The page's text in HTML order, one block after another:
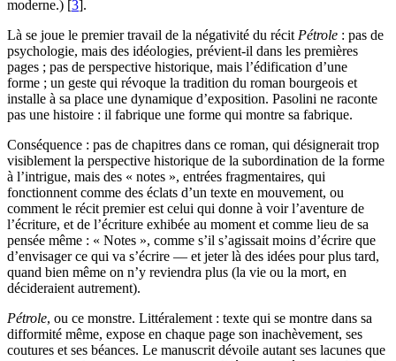
moderne.) [3].
Là se joue le premier travail de la négativité du récit Pétrole : pas de
psychologie, mais des idéologies, prévient-il dans les premières
pages ; pas de perspective historique, mais l’édification d’une
forme ; un geste qui révoque la tradition du roman bourgeois et
installe à sa place une dynamique d’exposition. Pasolini ne raconte
pas une histoire : il fabrique une forme qui montre sa fabrique.
Conséquence : pas de chapitres dans ce roman, qui désignerait trop
visiblement la perspective historique de la subordination de la forme
à l’intrigue, mais des « notes », entrées fragmentaires, qui
fonctionnent comme des éclats d’un texte en mouvement, ou
comment le récit premier est celui qui donne à voir l’aventure de
l’écriture, et de l’écriture exhibée au moment et comme lieu de sa
pensée même : « Notes », comme s’il s’agissait moins d’écrire que
d’envisager ce qui va s’écrire — et jeter là des idées pour plus tard,
quand bien même on n’y reviendra plus (la vie ou la mort, en
décideraient autrement).
Pétrole, ou ce monstre. Littéralement : texte qui se montre dans sa
difformité même, expose en chaque page son inachèvement, ses
coutures et ses béances. Le manuscrit dévoile autant ses lacunes que